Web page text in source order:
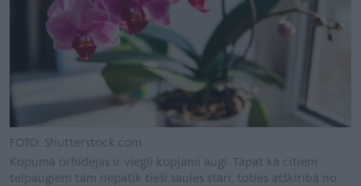
FOTO: Shutterstock.com
Kopumā orhidejas ir viegli kopjami augi. Tāpat kā citiem
telpaugiem tām nepatīk tieši saules stari, toties atšķirībā no